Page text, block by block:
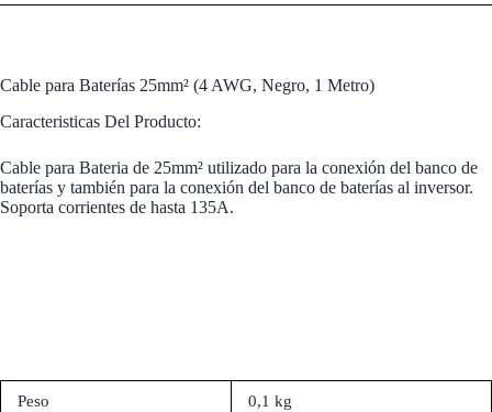
Cable para Baterías 25mm² (4 AWG, Negro, 1 Metro)
Caracteristicas Del Producto:
Cable para Bateria de 25mm² utilizado para la conexión del banco de
baterías y también para la conexión del banco de baterías al inversor.
Soporta corrientes de hasta 135A.
Peso 0,1 kg